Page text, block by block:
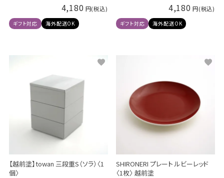
4,180
ギフト対応 海外配送OK
4,180
ギフト対応 海外配送OK
【越前塗】towan 三段重S（ソラ）〈1
個〉
SHIRONERI プレート ルビーレッド
〈1枚〉 越前塗